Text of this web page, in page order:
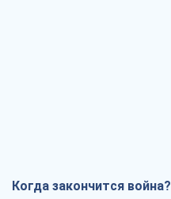
Когда закончится война?